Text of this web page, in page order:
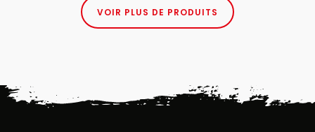
VOIR PLUS DE PRODUITS